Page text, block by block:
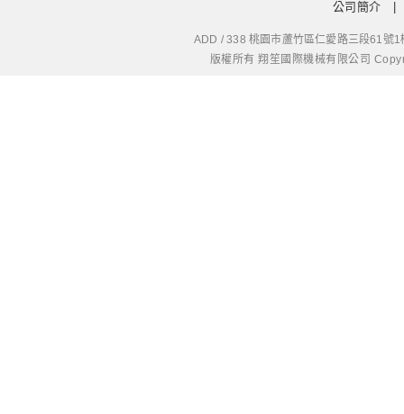
公司簡介
ADD / 338 桃園市蘆竹區仁愛路三
版權所有 翔笙國際機械有限公司